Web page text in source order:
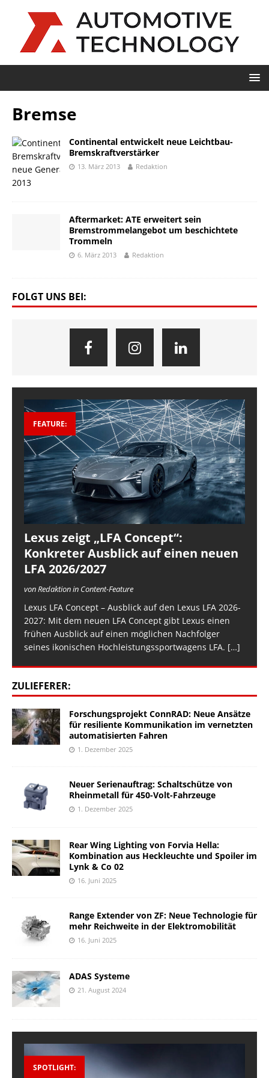
Bremse
Continental entwickelt neue Leichtbau-
Bremskraftverstärker
13. März 2013 Redaktion
Aftermarket: ATE erweitert sein
Bremstrommelangebot um beschichtete
Trommeln
6. März 2013 Redaktion
FOLGT UNS BEI:
FEATURE:
Lexus zeigt „LFA Concept“:
Konkreter Ausblick auf einen neuen
LFA 2026/2027
von Redaktion in Content-Feature
Lexus LFA Concept – Ausblick auf den Lexus LFA 2026-
2027: Mit dem neuen LFA Concept gibt Lexus einen
frühen Ausblick auf einen möglichen Nachfolger
seines ikonischen Hochleistungssportwagens LFA. […]
ZULIEFERER:
Forschungsprojekt ConnRAD: Neue Ansätze
für resiliente Kommunikation im vernetzten
automatisierten Fahren
1. Dezember 2025
Neuer Serienauftrag: Schaltschütze von
Rheinmetall für 450-Volt-Fahrzeuge
1. Dezember 2025
Rear Wing Lighting von Forvia Hella:
Kombination aus Heckleuchte und Spoiler im
Lynk & Co 02
16. Juni 2025
Range Extender von ZF: Neue Technologie für
mehr Reichweite in der Elektromobilität
16. Juni 2025
ADAS Systeme
21. August 2024
SPOTLIGHT: